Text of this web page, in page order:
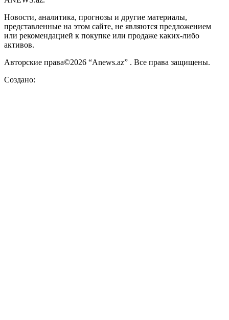
Новости, аналитика, прогнозы и другие материалы,
представленные на этом сайте, не являются предложением
или рекомендацией к покупке или продаже каких-либо
активов.
Авторские права©2026 “Anews.az” . Все права защищены.
Создано: